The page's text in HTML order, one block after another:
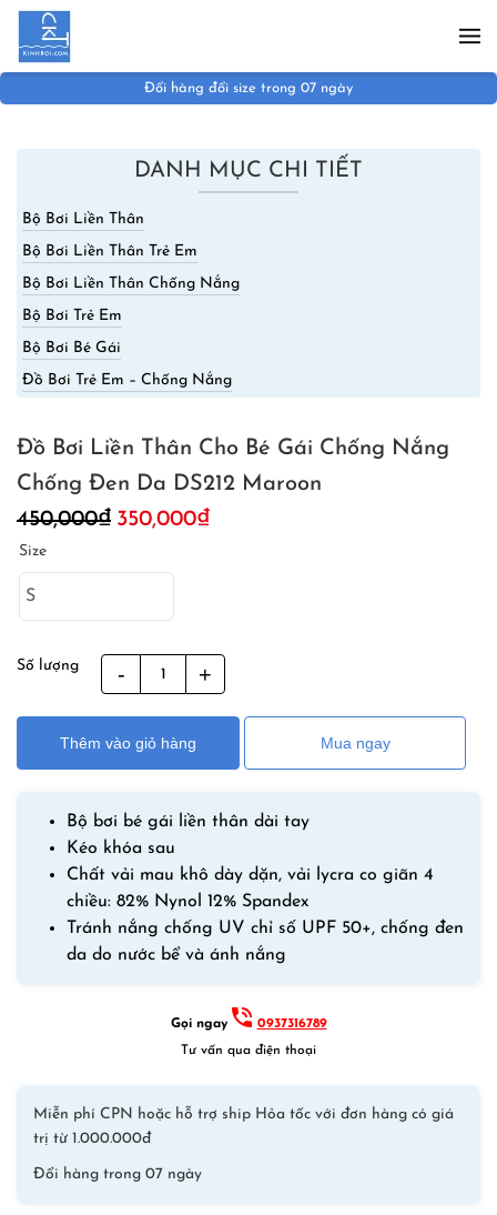
Skip to main content
Đổi hàng đổi size trong 07 ngày
DANH MỤC CHI TIẾT
Bộ Bơi Liền Thân
Bộ Bơi Liền Thân Trẻ Em
Bộ Bơi Liền Thân Chống Nắng
Bộ Bơi Trẻ Em
Bộ Bơi Bé Gái
Đồ Bơi Trẻ Em – Chống Nắng
Đồ Bơi Liền Thân Cho Bé Gái Chống Nắng
Chống Đen Da DS212 Maroon
450,000₫ Giá
350,000₫Giá
Size
Số lượng
Bơi
Liền
Thân
Cho
Gái
Chống
Nắng
Chống
Đen
Da
Thêm vào giỏ hàng Mua ngay
Bộ bơi bé gái liền thân dài tay
Kéo khóa sau
Chất vải mau khô dày dặn, vải lycra co giãn 4
chiều: 82% Nynol 12% Spandex
Tránh nắng chống UV chỉ số UPF 50+, chống đen
da do nước bể và ánh nắng
Gọi ngay
0937316789
Tư vấn qua điện thoại
Miễn phí CPN hoặc hỗ trợ ship Hỏa tốc với đơn hàng có giá
trị từ 1.000.000đ
Đổi hàng trong 07 ngày